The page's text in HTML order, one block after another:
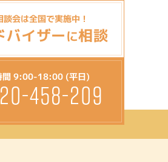
談会は全国で実施中！
バイザーに相談
間 9:00-18:00 (平日)
458-209